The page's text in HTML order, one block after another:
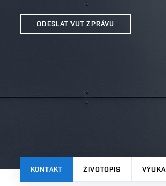
ODESLAT VUT ZPRÁVU
KONTAKT ŽIVOTOPIS VÝUKA